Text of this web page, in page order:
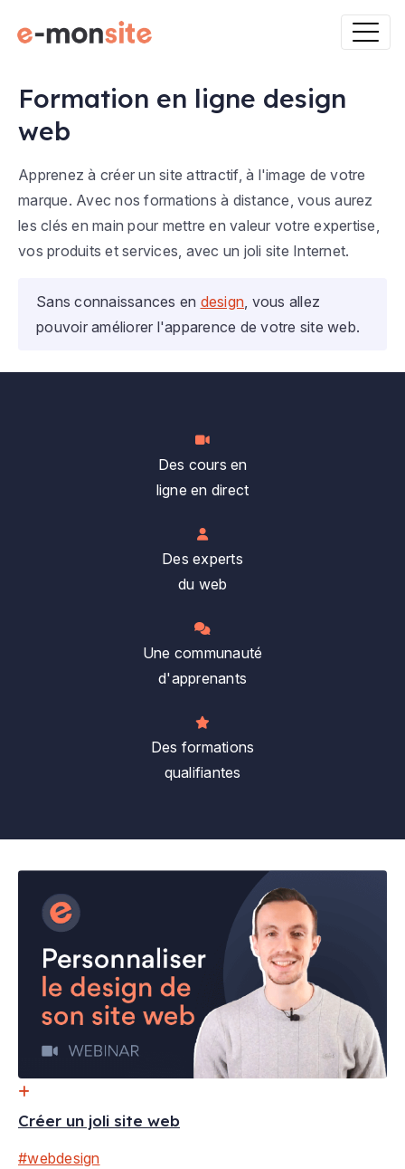
Formation en ligne design
web
Apprenez à créer un site attractif, à l'image de votre
marque. Avec nos formations à distance, vous aurez
les clés en main pour mettre en valeur votre expertise,
vos produits et services, avec un joli site Internet.
Sans connaissances en design , vous allez
pouvoir améliorer l'apparence de votre site web.
Des cours en
ligne en direct
Des experts
du web
Une communauté
d'apprenants
Des formations
qualifiantes
Date à venir
Créer un joli site web
#webdesign